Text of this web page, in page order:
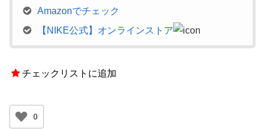
Amazonでチェック
【NIKE公式】オンラインストア
チェックリストに追加
0